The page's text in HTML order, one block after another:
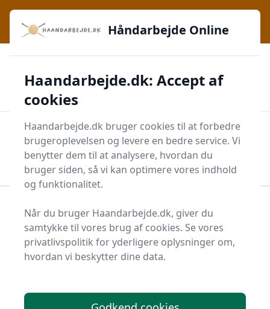
Håndarbejde Online - Inspiration, teknikker og fællesskab -
lige ved hånden
Shopping med sikkerhed ✔️ Altid de bedste priser
Mærker i høj kvalitet
Start søgning
Start søgning
Forside Krea Diverse Kreatilbehør Skråbånd
Bedste skråbånd til dig -
4 gode valg
Du er kommet til det rette sted! På Håndarbejde
Håndarbejde Online
Haandarbejde.dk: Accept af
cookies
Haandarbejde.dk bruger cookies til at forbedre
brugeroplevelsen og levere en bedre service. Vi
benytter dem til at analysere, hvordan du
bruger siden, så vi kan optimere vores indhold
og funktionalitet.
Når du bruger Haandarbejde.dk, giver du
samtykke til vores brug af cookies. Se vores
privatlivspolitik for yderligere oplysninger om,
hvordan vi beskytter dine data.